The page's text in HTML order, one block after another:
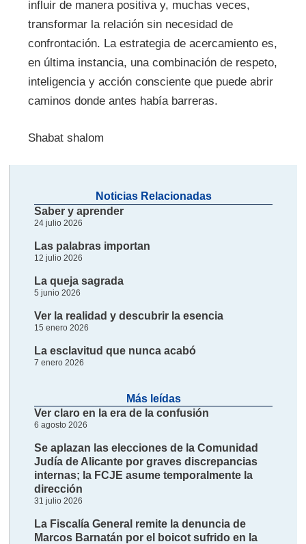
influir de manera positiva y, muchas veces,
transformar la relación sin necesidad de
confrontación. La estrategia de acercamiento es,
en última instancia, una combinación de respeto,
inteligencia y acción consciente que puede abrir
caminos donde antes había barreras.
Shabat shalom
Noticias Relacionadas
Saber y aprender
24 julio 2026
Las palabras importan
12 julio 2026
La queja sagrada
5 junio 2026
Ver la realidad y descubrir la esencia
15 enero 2026
La esclavitud que nunca acabó
7 enero 2026
Más leídas
Ver claro en la era de la confusión
6 agosto 2026
Se aplazan las elecciones de la Comunidad
Judía de Alicante por graves discrepancias
internas; la FCJE asume temporalmente la
dirección
31 julio 2026
La Fiscalía General remite la denuncia de
Marcos Barnatán por el boicot sufrido en la